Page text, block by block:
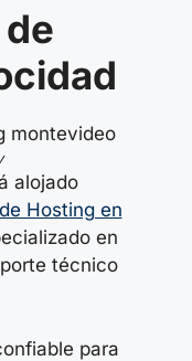
alojado
Hosting en
en
técnico
para